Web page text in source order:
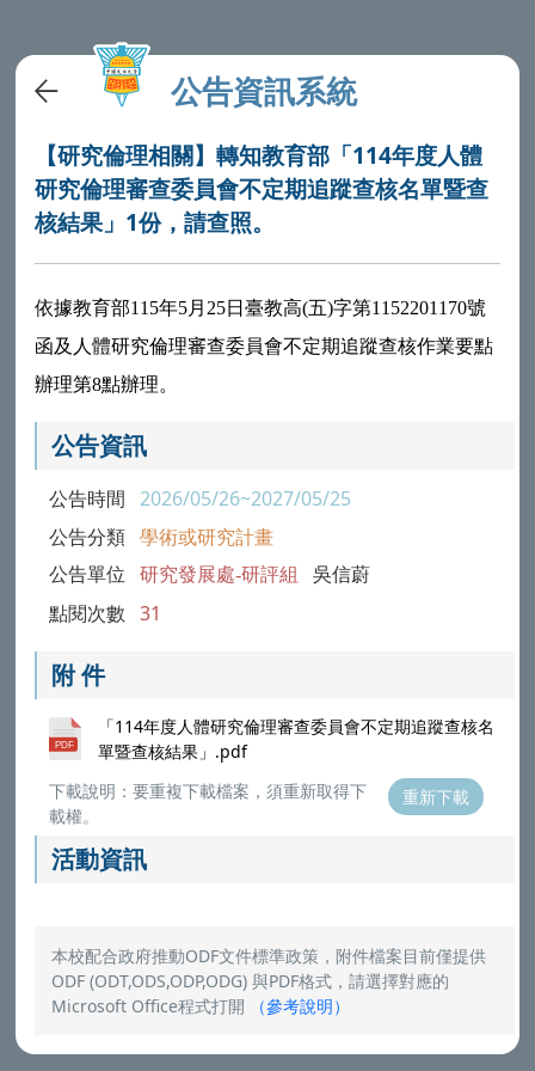
公告資訊系統
【研究倫理相關】轉知教育部「114年度人體
研究倫理審查委員會不定期追蹤查核名單暨查
核結果」1份，請查照。
依據教育部115年5月25日臺教高(五)字第1152201170號
函及人體研究倫理審查委員會不定期追蹤查核作業要點
辦理第8點辦理。
公告資訊
公告時間 2026/05/26~2027/05/25
公告分類 學術或研究計畫
公告單位 研究發展處-研評組 吳信蔚
點閱次數 31
附 件
「114年度人體研究倫理審查委員會不定期追蹤查核名
單暨查核結果」.pdf
下載說明：要重複下載檔案，須重新取得下
載權。
重新下載
活動資訊
本校配合政府推動ODF文件標準政策，附件檔案目前僅提供
ODF (ODT,ODS,ODP,ODG) 與PDF格式，請選擇對應的
Microsoft Office程式打開
（參考說明）